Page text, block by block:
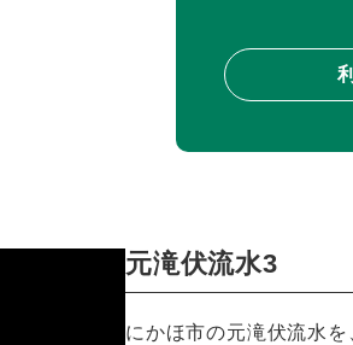
元滝伏流水3
にかほ市の元滝伏流水